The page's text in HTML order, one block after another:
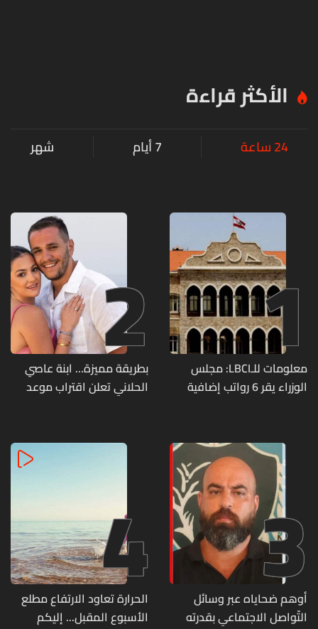
الأكثر قراءة
24 ساعة 7 أيام شهر
1
معلومات للـLBCI: مجلس
الوزراء يقر 6 رواتب إضافية
منذ آذار
2
بطريقة مميزة… ابنة عاصي
الحلاني تعلن اقتراب موعد
3
أوهم ضحاياه عبر وسائل
التّواصل الاجتماعي بقدرته
4
الحرارة تعاود الارتفاع مطلع
الأسبوع المقبل... إليكم